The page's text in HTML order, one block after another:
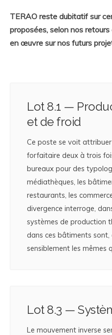
TERAO reste dubitatif sur
proposées, selon nos retours
en œuvre sur nos futurs
Lot 8.1 —
et de froid
Ce poste se voit
forfaitaire deux à trois
bureaux pour des
médiathèques, les
restaurants, les
divergence interroge,
systèmes de production
dans ces bâtiments sont,
sensiblement les mêmes
Lot 8.3 —
Le mouvement inverse